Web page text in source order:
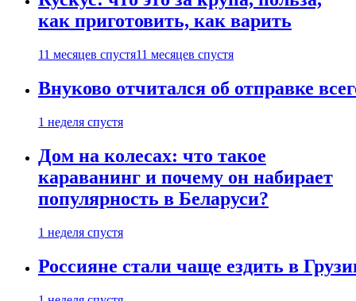
как приготовить, как варить
11 месяцев спустя11 месяцев спустя
Внуково отчитался об отправке
1 неделя спустя
Дом на колесах: что такое
караванинг и почему он набирает
популярность в Беларуси?
1 неделя спустя
Россияне стали чаще ездить в